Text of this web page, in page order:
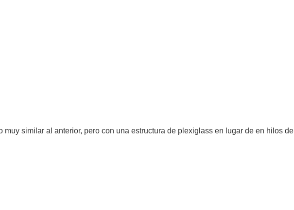
muy similar al anterior, pero con una estructura de plexiglass en lugar de en hilos de